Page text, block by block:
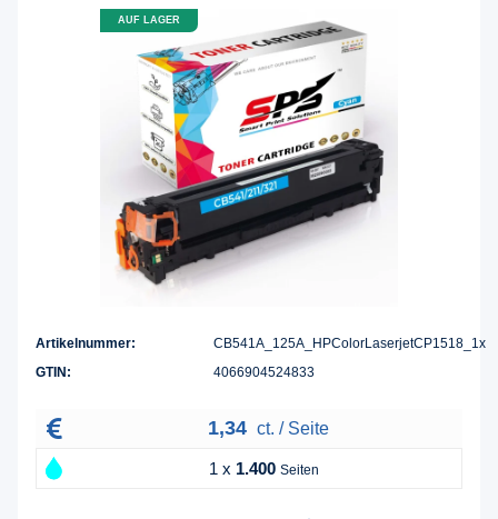
AUF LAGER
Artikelnummer:
CB541A_125A_HPColorLaserjetCP1518_1x
GTIN:
4066904524833
1,34 ct. / Seite
1 x 1.400 Seiten